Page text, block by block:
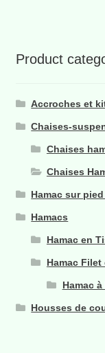
Product
Accroches et
Chaises-
Chaises
Chaises
Hamac sur
Hamacs
Hamac en
Hamac
Hamac
Housses de